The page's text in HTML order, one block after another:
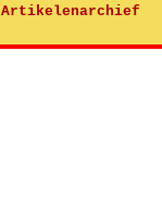
Artikelenarchief